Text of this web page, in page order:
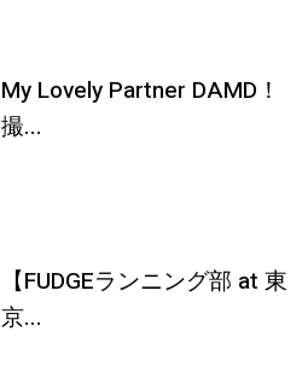
My Lovely Partner DAMD！
撮...
【FUDGEランニング部 at 東
京...